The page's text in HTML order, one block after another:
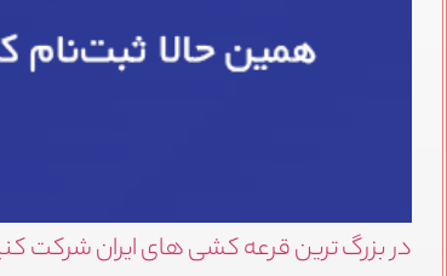
در بزرگ ترین قرعه کشی های ایران شرکت